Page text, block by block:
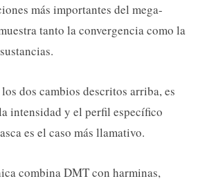
más importantes del mega-
tanto la convergencia como la
dos cambios descritos arriba, es
intensidad y el perfil específico
es el caso más llamativo.
combina DMT con harminas,